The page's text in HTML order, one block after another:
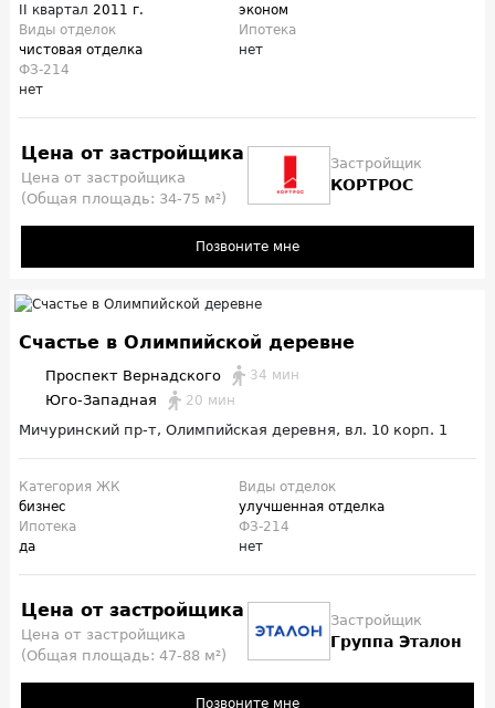
II квартал 2011 г.
эконом
Виды отделок
чистовая отделка
Ипотека
нет
ФЗ-214
нет
Цена от застройщика
Цена от застройщика
(Общая площадь: 34-75 м²)
Застройщик
КОРТРОС
Позвоните мне
Счастье в Олимпийской деревне
Проспект Вернадского 34 мин
Юго-Западная 20 мин
Мичуринский пр-т, Олимпийская деревня, вл. 10 корп. 1
Категория ЖК
бизнес
Виды отделок
улучшенная отделка
Ипотека
да
ФЗ-214
нет
Цена от застройщика
Цена от застройщика
(Общая площадь: 47-88 м²)
Застройщик
Группа Эталон
Позвоните мне